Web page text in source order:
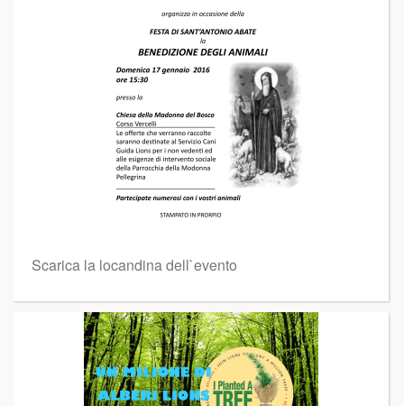
Scarica la locandina dell`evento